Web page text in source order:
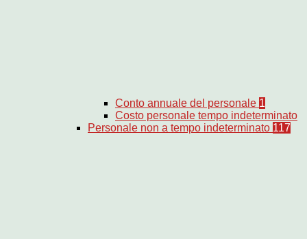
Conto annuale del personale 1
Costo personale tempo indeterminato
Personale non a tempo indeterminato 117